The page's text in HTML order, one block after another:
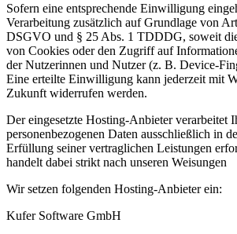
Sofern eine entsprechende Einwilligung
Verarbeitung zusätzlich auf Grundlage von
DSGVO und § 25 Abs. 1 TDDDG, soweit
von Cookies oder den Zugriff auf
der Nutzerinnen und Nutzer (z. B. Device-
Eine erteilte Einwilligung kann jederzeit mit
Zukunft widerrufen werden.
Der eingesetzte Hosting-Anbieter verarbeitet
personenbezogenen Daten ausschließlich in
Erfüllung seiner vertraglichen Leistungen
handelt dabei strikt nach unseren Weisungen
Wir setzen folgenden Hosting-Anbieter ein:
Kufer Software GmbH